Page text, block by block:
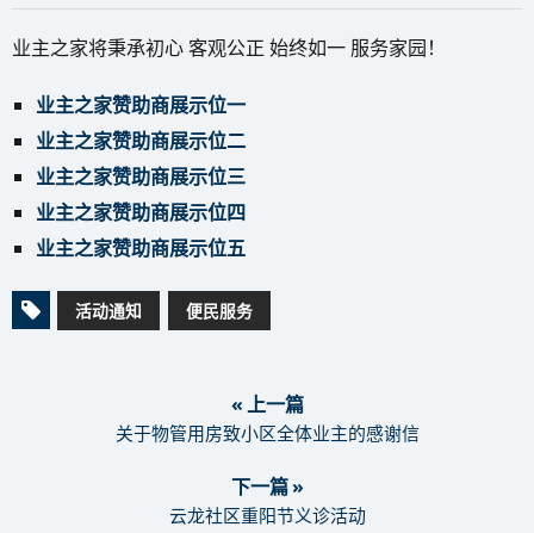
业主之家将秉承初心 客观公正 始终如一 服务家园！
业主之家赞助商展示位一
业主之家赞助商展示位二
业主之家赞助商展示位三
业主之家赞助商展示位四
业主之家赞助商展示位五
活动通知 便民服务
« 上一篇
关于物管用房致小区全体业主的感谢信
下一篇 »
云龙社区重阳节义诊活动